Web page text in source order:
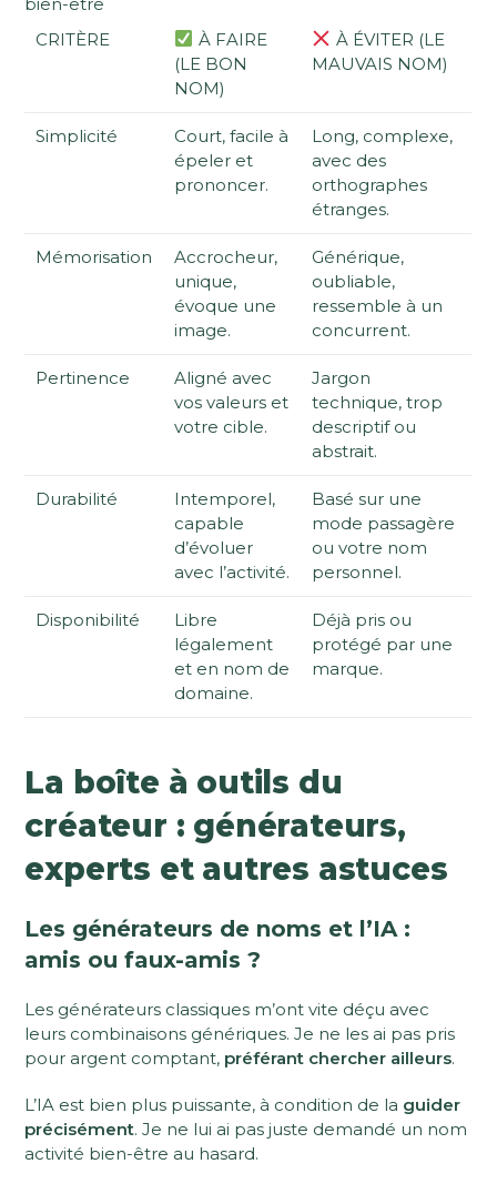
CRITÈRE
À FAIRE
(LE BON
NOM)
À ÉVITER (LE
MAUVAIS NOM)
Simplicité
Court, facile à
épeler et
prononcer.
Long, complexe,
avec des
orthographes
étranges.
Mémorisation
Accrocheur,
unique,
évoque une
image.
Générique,
oubliable,
ressemble à un
concurrent.
Pertinence
Aligné avec
vos valeurs et
votre cible.
Jargon
technique, trop
descriptif ou
abstrait.
Durabilité
Intemporel,
capable
d’évoluer
avec l’activité.
Basé sur une
mode passagère
ou votre nom
personnel.
Disponibilité
Libre
légalement
et en nom de
domaine.
Déjà pris ou
protégé par une
marque.
La boîte à outils du
créateur : générateurs,
experts et autres astuces
Les générateurs de noms et l’IA :
amis ou faux-amis ?
Les générateurs classiques m’ont vite déçu avec
leurs combinaisons génériques. Je ne les ai pas pris
pour argent comptant, préférant chercher ailleurs.
L’IA est bien plus puissante, à condition de la guider
précisément. Je ne lui ai pas juste demandé un nom
activité bien-être au hasard.